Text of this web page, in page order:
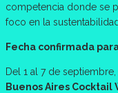
competencia donde se
foco en la
Fecha confirmada
Del 1 al 7 de
Buenos Aires Cocktail